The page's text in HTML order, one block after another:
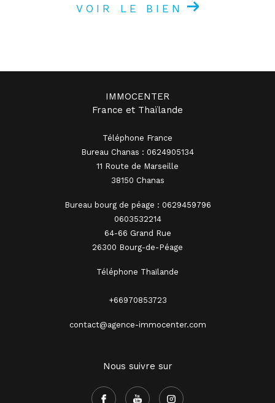
VOIR LE BIEN
IMMOCENTER
France et Thaïlande
Téléphone France
Bureau Chanas : 0624905134
11 Route de Marseille
38150 Chanas
Bureau bourg de péage : 0629459796
0603532214
64-66 Grand Rue
26300 Bourg-de-Péage
Téléphone Thaïlande
+66970853723
contact@agence-immocenter.com
Nous suivre sur